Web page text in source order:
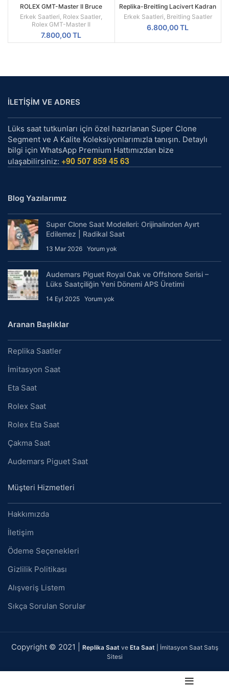
ROLEX GMT-Master II Bruce
Wayne Oyster Kordon Gri Bezel
126710GRNR
Erkek Saatleri, Rolex Saatler,
Rolex GMT-Master II
7.800,00TL
Replika-Breitling Lacivert Kadran
Hasır Kordon Kol Saati
Erkek Saatleri, Breitling Saatler
6.800,00TL
İLETİŞİM VE ADRES
Lüks saat tutkunları için özel hazırlanan Super Clone
Segment ve A Kalite Koleksiyonlarımızla tanışın. Detaylı
bilgi için WhatsApp Premium Hattımızdan bize
ulaşabilirsiniz: +90 507 859 45 63
Blog Yazılarımız
Super Clone Saat Modelleri: Orijinalinden Ayırt
Edilemez | Radikal Saat
13 Mar 2026 Yorum yok
Audemars Piguet Royal Oak ve Offshore Serisi –
Lüks Saatçiliğin Yeni Dönemi APS Üretimi
14 Eyl 2025 Yorum yok
Aranan Başlıklar
Replika Saatler
İmitasyon Saat
Eta Saat
Rolex Saat
Rolex Eta Saat
Çakma Saat
Audemars Piguet Saat
Müşteri Hizmetleri
Hakkımızda
İletişim
Ödeme Seçenekleri
Gizlilik Politikası
Alışveriş Listem
Sıkça Sorulan Sorular
Copyright © 2021 | Replika Saat ve Eta Saat | İmitasyon Saat Satış
Sitesi